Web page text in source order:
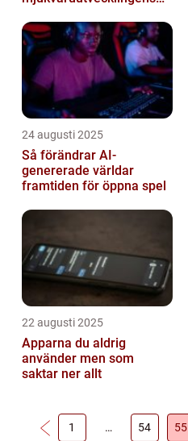
24 augusti 2025
Så förändrar AI-
genererade världar
framtiden för öppna spel
22 augusti 2025
Apparna du aldrig
använder men som
saktar ner allt
1 … 54 55